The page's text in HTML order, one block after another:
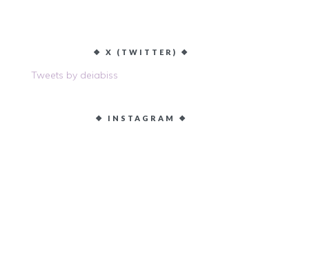
❖ X (TWITTER) ❖
Tweets by deiabiss
❖ INSTAGRAM ❖